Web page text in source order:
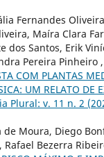
Fernandes
Maíra Clara
dos Santos, Erik
Pereira Pinheiro ,
COM PLANTAS
UM RELATO DE
Plural: v. 11 n. 2
de Moura, Diego
Rafael Bezerra